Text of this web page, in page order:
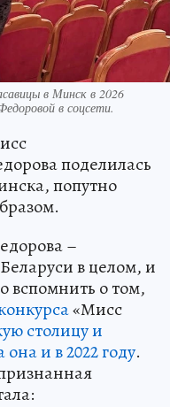
в Минск в 2026
в соцсети.
поделилась
попутно
–
в целом, и
вспомнить о том,
«Мисс
столицу и
и в 2022 году.